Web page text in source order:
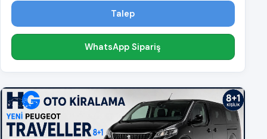
Talep
WhatsApp Sipariş